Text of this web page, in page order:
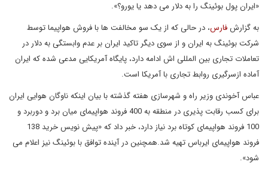
«ایران پول بوئینگ را به دلار می دهد یا یورو؟».
به گزارشفارس، در حالی که از یک سو مخالفت ها با فروش هواپیما توسط
شرکت بوئینگ به ایران و از سوی دیگر تاکید ایران بر عدم وابستگی به دلار در
تعاملات تجاری بین المللی اش ادامه دارد، پایگاه آمریکایی مدعی شده که ایران
آماده ازسرگیری روابط تجاری با آمریکا است.
عباس آخوندی وزیر راه و شهرسازی هفته گذشته با بیان اینکه ناوگان هوایی ایران
برای کسب رقابت پذیری در منطقه به 400 فروند هواپیمای میان برد و دوربرد و
100 فروند هواپیمای کوتاه برد نیاز دارد، خبر داد که «پیش نویس خرید 138
فروند هواپیمای ایرباس تهیه شد.همچنین در آینده توافق با بوئینگ نیز اعلام می
شود».